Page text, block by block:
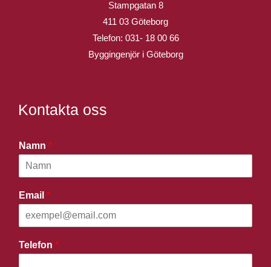
Stampgatan 8
411 03 Göteborg
Telefon: 031- 18 00 66
Byggingenjör i Göteborg
Kontakta oss
Namn *
Email *
Telefon *